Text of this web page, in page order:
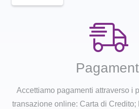
Accettiamo pagamenti attraverso i
transazione online: Carta di